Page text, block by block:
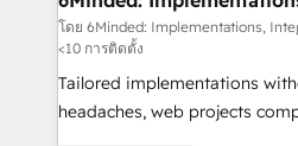
focused action plan. By
your day-to-day business,
results fast. This creates space for
know how we can help?
Websites
โดย 6Minded: Implementations,
<10 การติดตั้ง
Tailored implementations
headaches, web projects